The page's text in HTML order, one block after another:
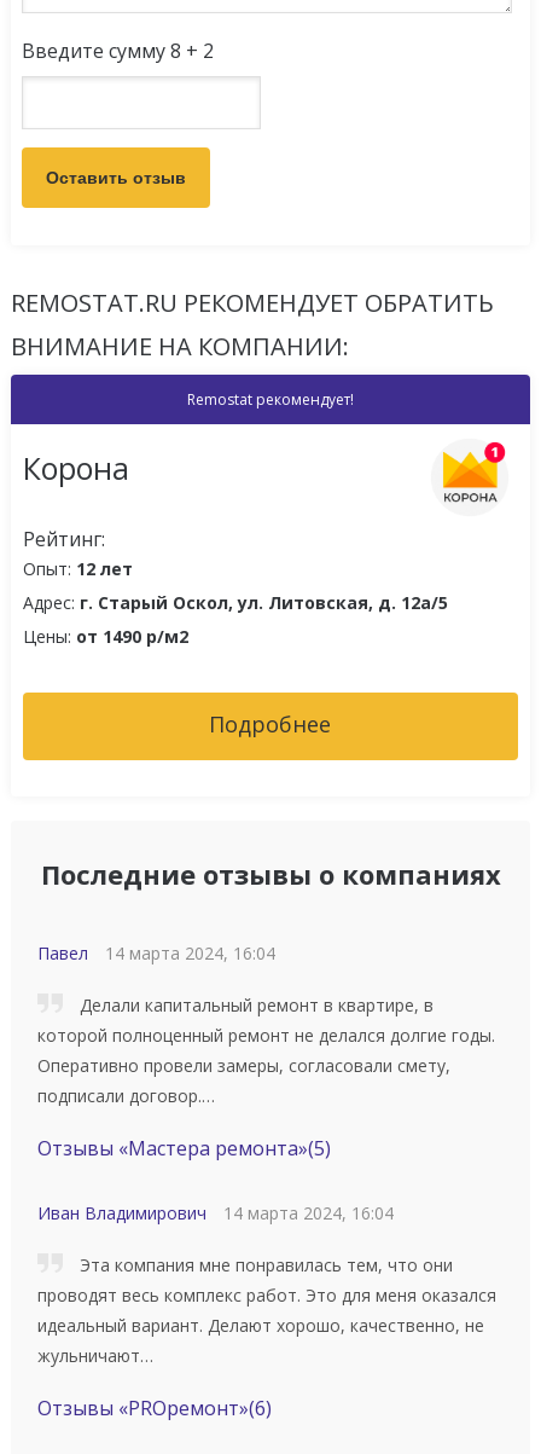
Введите сумму 8 + 2
REMOSTAT.RU РЕКОМЕНДУЕТ ОБРАТИТЬ
ВНИМАНИЕ НА КОМПАНИИ:
Remostat рекомендует!
Корона
Рейтинг:
Опыт: 12 лет
Адрес: г. Старый Оскол, ул. Литовская, д. 12а/5
Цены: от 1490 р/м2
Подробнее
Последние отзывы о компаниях
Павел 14 марта 2024, 16:04
Делали капитальный ремонт в квартире, в
которой полноценный ремонт не делался долгие годы.
Оперативно провели замеры, согласовали смету,
подписали договор.…
Отзывы «Мастера ремонта»(5)
Иван Владимирович 14 марта 2024, 16:04
Эта компания мне понравилась тем, что они
проводят весь комплекс работ. Это для меня оказался
идеальный вариант. Делают хорошо, качественно, не
жульничают…
Отзывы «PROремонт»(6)